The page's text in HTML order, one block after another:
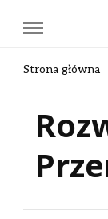
Strona główna